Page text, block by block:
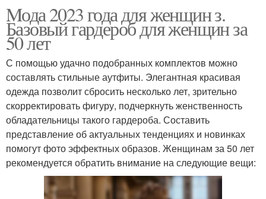
Mода 2023 года для женщин з.
Базовый гардероб для женщин за
50 лет
С помощью удачно подобранных комплектов можно
составлять стильные аутфиты. Элегантная красивая
одежда позволит сбросить несколько лет, зрительно
скорректировать фигуру, подчеркнуть женственность
обладательницы такого гардероба. Составить
представление об актуальных тенденциях и новинках
помогут фото эффектных образов. Женщинам за 50 лет
рекомендуется обратить внимание на следующие вещи: